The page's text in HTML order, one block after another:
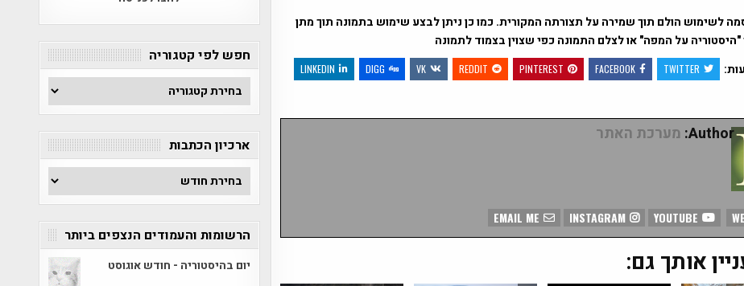
לשימוש הולם תוך שמירה על תצורתה המקורית. כמו כן ניתן לבצע שימוש בתמונה תוך מתן
על המפה" או לצלם התמונה כפי שצוין בצמוד לתמונה
TWITTER
FACEBOOK
PINTEREST
REDDIT
VK
DIGG
LINKEDIN
Author: מערכת האתר
INSTAGRAM
אותך גם:
חפש לפי קטגוריה
חפש
לפי
קטגוריה
ארכיון הכתבות
ארכיון
הכתבות
הרשומות והעמודים הנצפים ביותר
יום בהיסטוריה - חודש אוגוסט